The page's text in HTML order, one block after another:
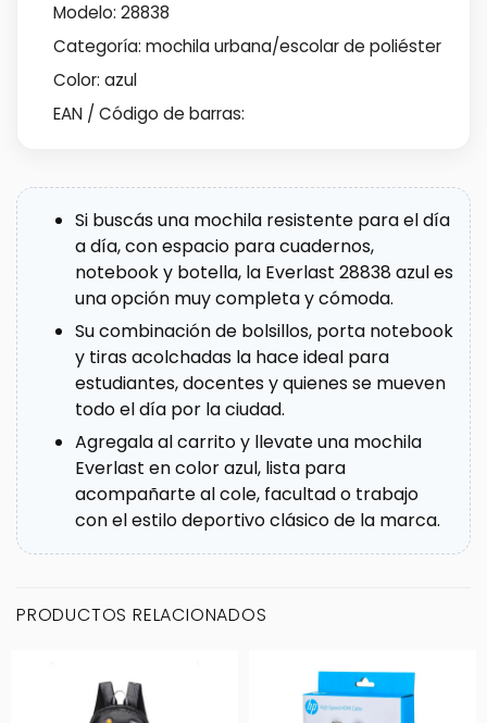
Modelo: 28838
Categoría: mochila urbana/escolar de poliéster
Color: azul
EAN / Código de barras:
Si buscás una mochila resistente para el día
a día, con espacio para cuadernos,
notebook y botella, la Everlast 28838 azul es
una opción muy completa y cómoda.
Su combinación de bolsillos, porta notebook
y tiras acolchadas la hace ideal para
estudiantes, docentes y quienes se mueven
todo el día por la ciudad.
Agregala al carrito y llevate una mochila
Everlast en color azul, lista para
acompañarte al cole, facultad o trabajo
con el estilo deportivo clásico de la marca.
PRODUCTOS RELACIONADOS